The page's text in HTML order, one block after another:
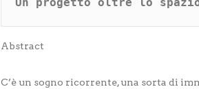
Abstract
C’è un sogno ricorrente, una sorta di